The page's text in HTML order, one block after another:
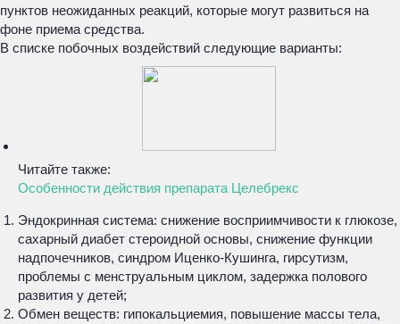
пунктов неожиданных реакций, которые могут развиться на
фоне приема средства.
В списке побочных воздействий следующие варианты:
Читайте также:
Особенности действия препарата Целебрекс
Эндокринная система: снижение восприимчивости к глюкозе,
сахарный диабет стероидной основы, снижение функции
надпочечников, синдром Иценко-Кушинга, гирсутизм,
проблемы с менструальным циклом, задержка полового
развития у детей;
Обмен веществ: гипокальциемия, повышение массы тела,